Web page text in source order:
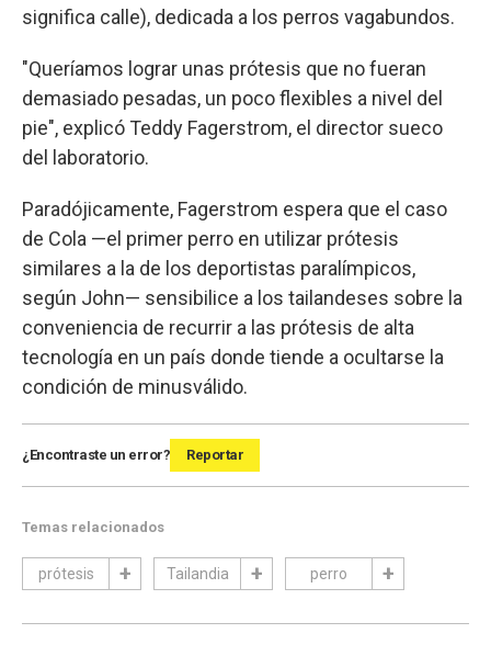
significa calle), dedicada a los perros vagabundos.
"Queríamos lograr unas prótesis que no fueran
demasiado pesadas, un poco flexibles a nivel del
pie", explicó Teddy Fagerstrom, el director sueco
del laboratorio.
Paradójicamente, Fagerstrom espera que el caso
de Cola —el primer perro en utilizar prótesis
similares a la de los deportistas paralímpicos,
según John— sensibilice a los tailandeses sobre la
conveniencia de recurrir a las prótesis de alta
tecnología en un país donde tiende a ocultarse la
condición de minusválido.
¿Encontraste un error? Reportar
Temas relacionados
prótesis Tailandia perro